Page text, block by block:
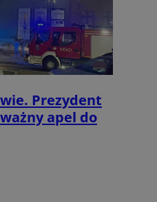
Prezydent
apel do